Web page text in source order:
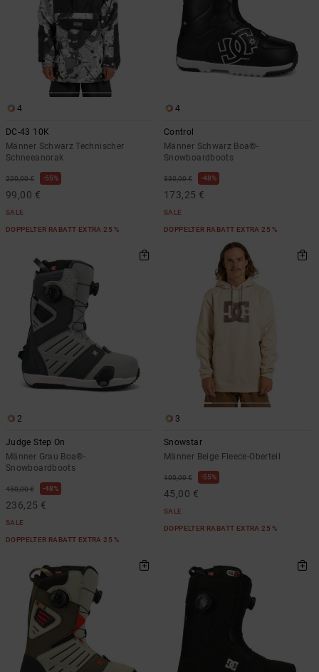
4
DC-43 10K
Männer Schwarz Technischer
Schneeanorak
220,00 € 55%
99,00 €
SALE
DOPPELTER RABATT EXTRA 25 %
4
Control
Männer Schwarz Boa®-
Snowboardboots
330,00 € 48%
173,25 €
SALE
DOPPELTER RABATT EXTRA 25 %
2
Judge Step On
Männer Grau Boa®-
Snowboardboots
450,00 € 48%
236,25 €
SALE
DOPPELTER RABATT EXTRA 25 %
3
Snowstar
Männer Beige Fleece-Oberteil
100,00 € 55%
45,00 €
SALE
DOPPELTER RABATT EXTRA 25 %